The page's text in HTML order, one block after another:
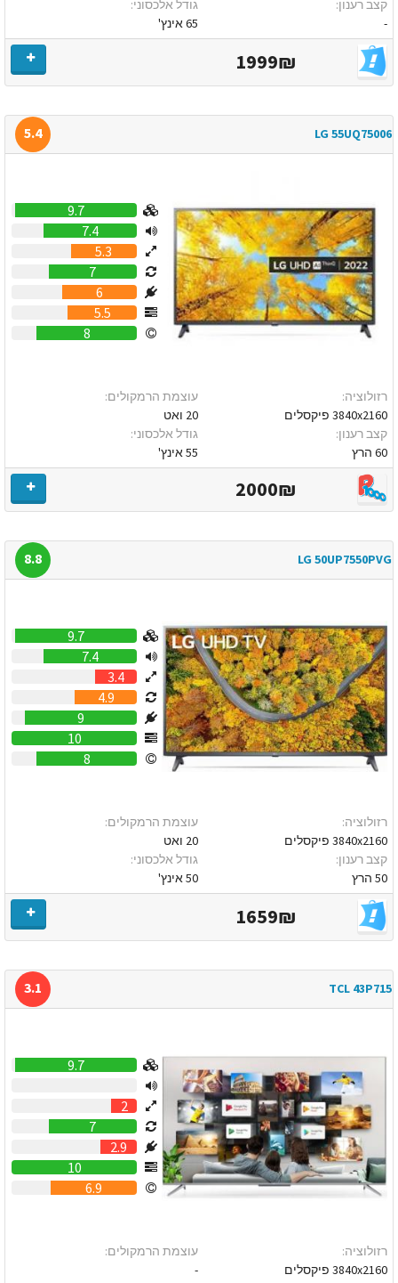
קצב רענון:
-
גודל אלכסוני:
65 אינץ'
1999₪
LG 55UQ75006
5.4
9.7
7.4
5.3
7
6
5.5
8
רזולוציה:
3840x2160 פיקסלים
קצב רענון:
60 הרץ
עוצמת הרמקולים:
20 ואט
גודל אלכסוני:
55 אינץ'
2000₪
LG 50UP7550PVG
8.8
9.7
7.4
3.4
4.9
9
10
8
רזולוציה:
3840x2160 פיקסלים
קצב רענון:
50 הרץ
עוצמת הרמקולים:
20 ואט
גודל אלכסוני:
50 אינץ'
1659₪
TCL 43P715
3.1
9.7
2
7
2.9
10
6.9
רזולוציה:
3840x2160 פיקסלים
עוצמת הרמקולים:
-